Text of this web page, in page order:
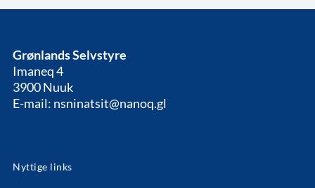
Grønlands Selvstyre
Imaneq 4
3900 Nuuk
E-mail: nsninatsit@nanoq.gl
Nyttige links